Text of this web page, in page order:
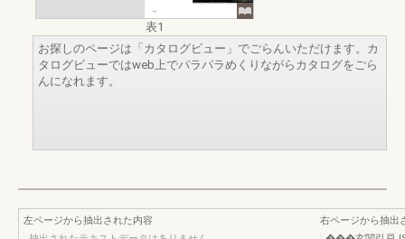
表1
お探しのページは「カタログビュー」でごらんいただけます。カ
タログビューではweb上でパラパラめくりながらカタログをごら
んになれます。
左ページから抽出された内容
右ページから抽出